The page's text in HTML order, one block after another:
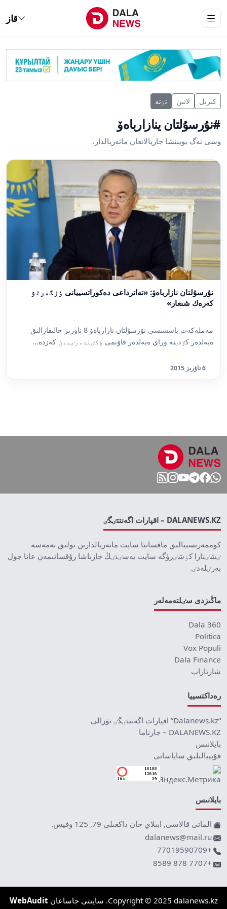
قاز
كىرىل لاتىن تٶتە
#نۇرسۇلتان ينازارباەۆ
وسى تەگ بويىنشا جاريالانعان ماتەريالدار.
نۇرسۇلتان نازارباەۆ: «تەاترداعى دەكوراتسييانى ٶزگەرتۋ
كەرەك شىعار»
مەملەكەت باسشىسى نۇرسۇلتان نازارباەۆ 8 ناۋرىز حالىقارالىق
ەيەلدەر كٷنٸنە وراي ەيەلدەر قاۋىمى ٶكٸلدەرٸمەن كەزدە...
6 ناۋرىز 2015
DALANEWS.KZ – اقپارات اگەنتتٸگٸ
كوممەرتسييالىق ماقساتتا سايت ماتەريالدارىن تولىق نەمەسە
ٸشٸنارا كٶشٸرۋگە سايت يەسٸنٸڭ جازباشا رۇقساتىمەن عانا جول
بەرٸلەدٸ.
ماڭىزدى سٸلتەمەلەر
Dala 360
Politica
Vox Populi
Dala Finance
شارتاراپ
رەداكتسييا
“Dalanews.kz” اقپارات اگەنتتٸگٸ تۋرالى
DALANEWS.KZ – جارناما
بايلانىس
قۇپييالىلىق ساياساتى
بايلانىس
الماتى قالاسى, ابىلاي حان داڭعىلى 79, 125 وفيس.
dalanews@mail.ru
+77019590709
+7707 878 8589
Copyright © 2025 dalanews.kz. سايتتى جاساعان WebAudit